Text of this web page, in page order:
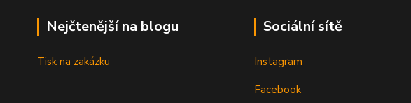
Nejčtenější na blogu
Tisk na zakázku
Sociální sítě
Instagram
Facebook